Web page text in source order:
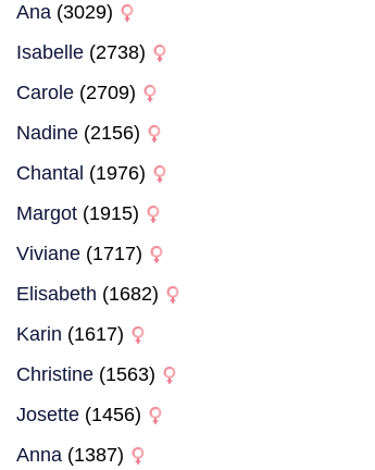
Ana(3029)
Isabelle(2738)
Carole(2709)
Nadine(2156)
Chantal (1976)
Margot(1915)
Viviane(1717)
Elisabeth (1682)
Karin (1617)
Christine(1563)
Josette(1456)
Anna(1387)